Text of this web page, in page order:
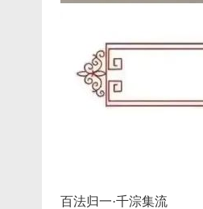
百法归一·千淙集流